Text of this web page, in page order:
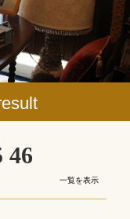
46
一覧を表示